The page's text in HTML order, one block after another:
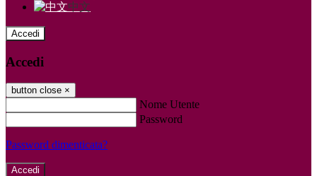
中文
Accedi
Accedi
button close ×
Nome Utente
Password
Password dimenticata?